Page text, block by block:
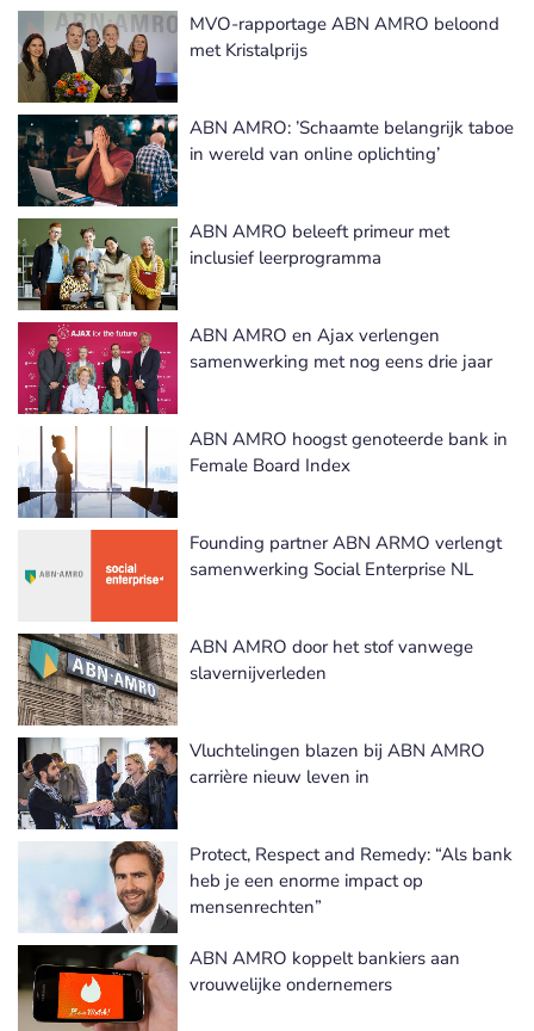
MVO-rapportage ABN AMRO beloond
met Kristalprijs
ABN AMRO: ’Schaamte belangrijk taboe
in wereld van online oplichting’
ABN AMRO beleeft primeur met
inclusief leerprogramma
ABN AMRO en Ajax verlengen
samenwerking met nog eens drie jaar
ABN AMRO hoogst genoteerde bank in
Female Board Index
Founding partner ABN ARMO verlengt
samenwerking Social Enterprise NL
ABN AMRO door het stof vanwege
slavernijverleden
Vluchtelingen blazen bij ABN AMRO
carrière nieuw leven in
Protect, Respect and Remedy: “Als bank
heb je een enorme impact op
mensenrechten”
ABN AMRO koppelt bankiers aan
vrouwelijke ondernemers